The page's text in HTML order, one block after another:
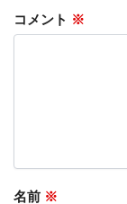
コメント ※
名前 ※